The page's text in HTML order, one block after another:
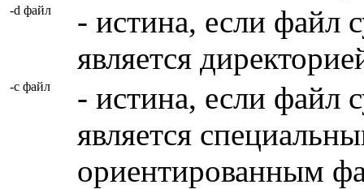
-d файл
- истина, если файл
является
-c файл
- истина, если файл
является
ориентированным